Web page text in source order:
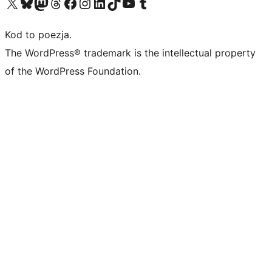
Kod to poezja.
The WordPress® trademark is the intellectual property
of the WordPress Foundation.